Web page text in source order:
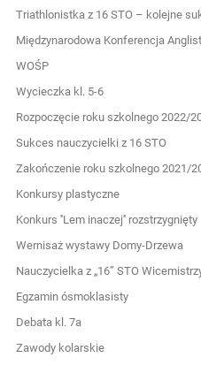
Triathlonistka z 16 STO – kolejne
Międzynarodowa Konferencja
WOŚP
Wycieczka kl. 5-6
Rozpoczęcie roku szkolnego 2022/
Sukces nauczycielki z 16 STO
Zakończenie roku szkolnego 2021/
Konkursy plastyczne
Konkurs ''Lem inaczej'' rozstrzygnięty
Wernisaż wystawy Domy-Drzewa
Nauczycielka z „16” STO
Egzamin ósmoklasisty
Debata kl. 7a
Zawody kolarskie